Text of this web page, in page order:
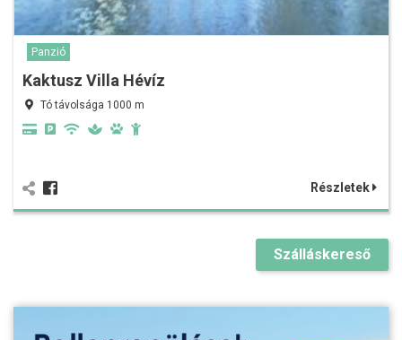
Panzió
Kaktusz Villa Hévíz
Tó távolsága 1000 m
Részletek
Szálláskereső